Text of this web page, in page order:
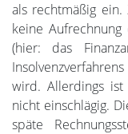
als rechtmäßig
keine Aufrechnung
(hier: das
wird. Allerdings ist
nicht einschlägig.
späte